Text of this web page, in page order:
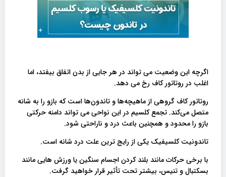
اگرچه این وضعیت می تواند در هر جایی از بدن اتفاق بیفتد، اما
اغلب در روتاتور کاف رخ می دهد.
روتاتور کاف گروهی از ماهیچه‌ها و تاندون‌ها است که بازو را به شانه
متصل می‌کند. تجمع کلسیم در این نواحی می تواند دامنه حرکتی
بازو را محدود و همچنین باعث درد و ناراحتی شود.
تاندونیت کلسیفیک یکی از رایج ترین علت درد شانه است.
با برخی حرکات مانند بلند کردن اجسام سنگین یا ورزش هایی مانند
بسکتبال و تنیس، بیشتر تحت تأثیر قرار خواهید گرفت.